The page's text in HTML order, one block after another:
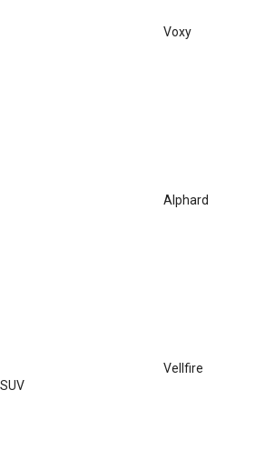
Voxy
Alphard
Vellfire
SUV